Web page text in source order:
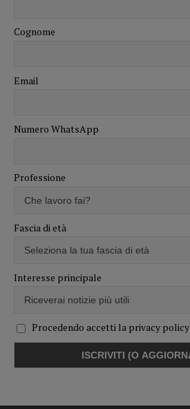
Cognome
Email
Numero WhatsApp
Professione
Fascia di età
Interesse principale
Procedendo accetti la privacy policy